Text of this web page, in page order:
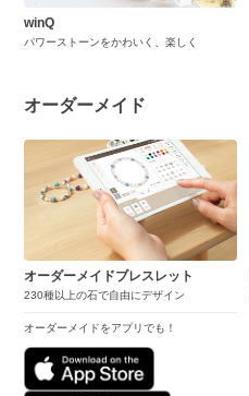
winQ
パワーストーンをかわいく、楽しく
オーダーメイド
オーダーメイドブレスレット
230種以上の石で自由にデザイン
オーダーメイドをアプリでも！